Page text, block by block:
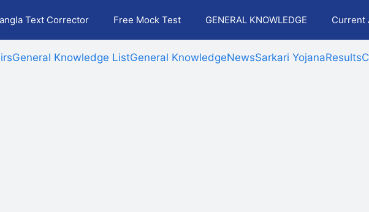
Text Corrector Free Mock Test GENERAL KNOWLEDGE Current
General Knowledge ListGeneral KnowledgeNewsSarkari YojanaResults